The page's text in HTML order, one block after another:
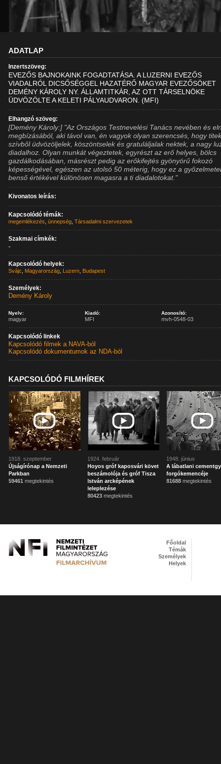
ADATLAP
Inzertszöveg:
EVEZŐS BAJNOKAINK FOGADTATÁSA. A LUZERNI EVEZŐS
VIADALRÓL DICSŐSÉGGEL HAZATÉRŐ MAGYAR EVEZŐSÖKET
DEMÉNY KÁROLY NY. ÁLLAMTITKÁR, AZ OTT TÁRSELNÖKE
ÜDVÖZÖLTE A KELETI PÁLYAUDVARON. (MFI)
Elhangzó szöveg:
[Demény Károly:] "Az Országos Testnevelési Tanács nevében és
megbízásából, aki távol van, én vagyok olyan szerencsés, hogy
szívből üdvözöljelek, köszöntselek és gratuláljalak nektek, a nagy
diadalhoz. Olyan munkát végeztetek, egyrészt az erő helyes, bölcs
gazdálkodásában, másrészt pedig az erőkifejtés gyönyörű fokozó
képességével, egészen az utolsó 50 méterig, hogy ez a
benső értékével különösen magasra a ti diadalotokat."
Kivonatos leírás:
Kapcsolódó témák:
megemlékezés ,ünnepség ,Társadalmi szervezetek
Szakmai címkék:
-
Kapcsolódó helyek:
Svájc
Magyarország Luzern Budapest
Személyek:
Demény Károly
Nyelv:
magyar
Kiadó:
MFI
Azonosító:
mvh-0548-03
Kapcsolódó linkek
Kapcsolódó filmek a NAVA-ból
Kapcsolódó dokumentumok az NDA-ból
KAPCSOLÓDÓ FILMHÍREK
1918. szeptember
Újságírónap a Nemzeti
Parkban
59461 megtekintés
1924. február
Hoyos gróf kaposvári követ
beszámolója és gróf Tisza
István arcképének
leleplezése
80423 megtekintés
1948. június
A lábatlani
forgókemencéje
81688 megtekintés
Főoldal
Témák
Személyek
Helyek